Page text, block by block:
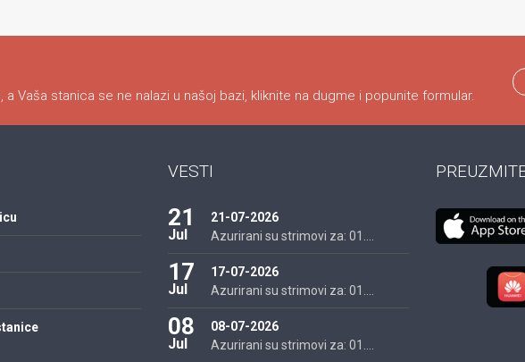
Vaša stanica se ne nalazi u našoj bazi, kliknite na dugme i popunite formular.
VESTI
21
Jul
21-07-2026
Azurirani su strimovi za: 01....
17
Jul
17-07-2026
Azurirani su strimovi za: 01....
08
Jul
08-07-2026
Azurirani su strimovi za: 01....